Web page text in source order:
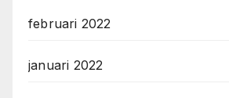
februari 2022
januari 2022